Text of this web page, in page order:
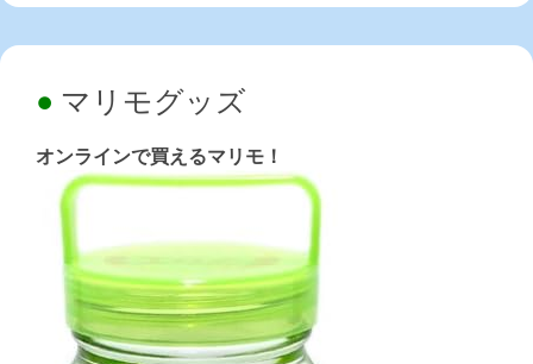
マリモグッズ
オンラインで買えるマリモ！